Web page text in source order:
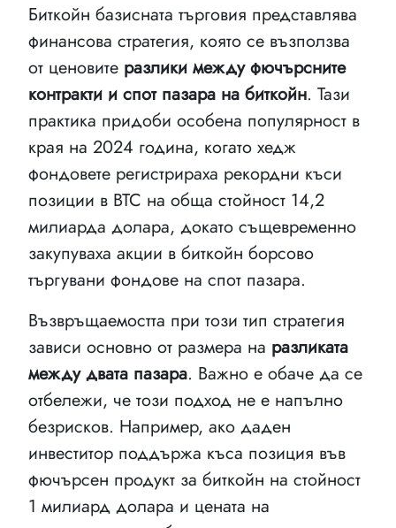
Биткойн базисната търговия представлява
финансова стратегия, която се възползва
от ценовите разлики между фючърсните
контракти и спот пазара на биткойн. Тази
практика придоби особена популярност в
края на 2024 година, когато хедж
фондовете регистрираха рекордни къси
позиции в BTC на обща стойност 14,2
милиарда долара, докато същевременно
закупуваха акции в биткойн борсово
търгувани фондове на спот пазара.
Възвръщаемостта при този тип стратегия
зависи основно от размера на разликата
между двата пазара. Важно е обаче да се
отбележи, че този подход не е напълно
безрисков. Например, ако даден
инвеститор поддържа къса позиция във
фючърсен продукт за биткойн на стойност
1 милиард долара и цената на